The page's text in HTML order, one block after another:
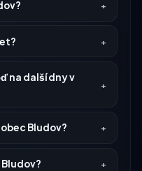
na další dny v
Bludov?